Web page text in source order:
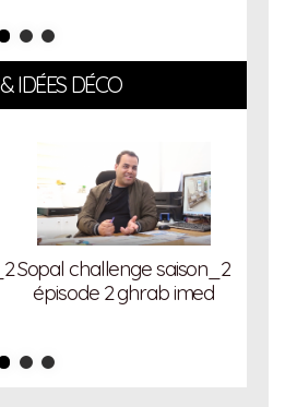
IDÉES DÉCO
Sopal challenge saison_2
épisode 2 ghrab imed